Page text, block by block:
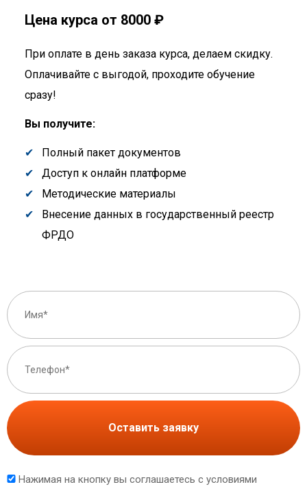
Цена курса от 8000 ₽
При оплате в день заказа курса, делаем скидку.
Оплачивайте с выгодой, проходите обучение
сразу!
Вы получите:
Полный пакет документов
Доступ к онлайн платформе
Методические материалы
Внесение данных в государственный реестр
ФРДО
Оставить заявку
Нажимая на кнопку вы соглашаетесь с условиями